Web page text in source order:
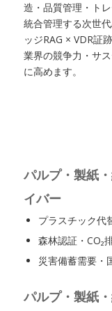
造・品質管理・ト
統合管理する次世
ッジRAG × VDR証
業界の競争力・サ
に高めます。
パルプ・製紙
イバー
プラスチック代
森林認証・CO₂
災害備蓄需要・
パルプ・製紙